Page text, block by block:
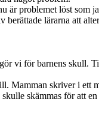
är problemet löst som
lärarna att
vi för barnens skull.
Mamman skriver i ett
skämmas för att